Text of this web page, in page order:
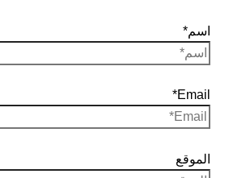
اسم*
Email*
الموقع